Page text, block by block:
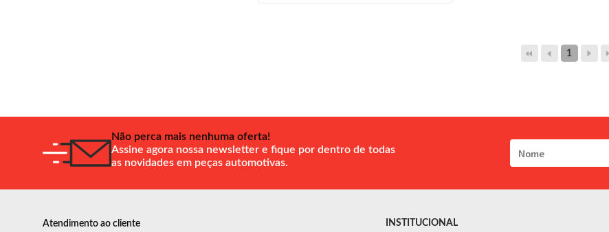
1
Não perca mais nenhuma oferta!
Assine agora nossa newsletter e fique por dentro de todas
as novidades em peças automotivas.
Atendimento ao cliente
INSTITUCIONAL